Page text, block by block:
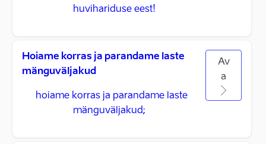
huvihariduse eest!
Hoiame korras ja parandame laste
mänguväljakud
hoiame korras ja parandame laste
mänguväljakud; ​​ ​
Av
a